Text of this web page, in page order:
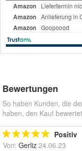
Bewertungen
So haben Kunden, die
haben, den Kauf
Positiv
Von: Gerliz 24.06.23